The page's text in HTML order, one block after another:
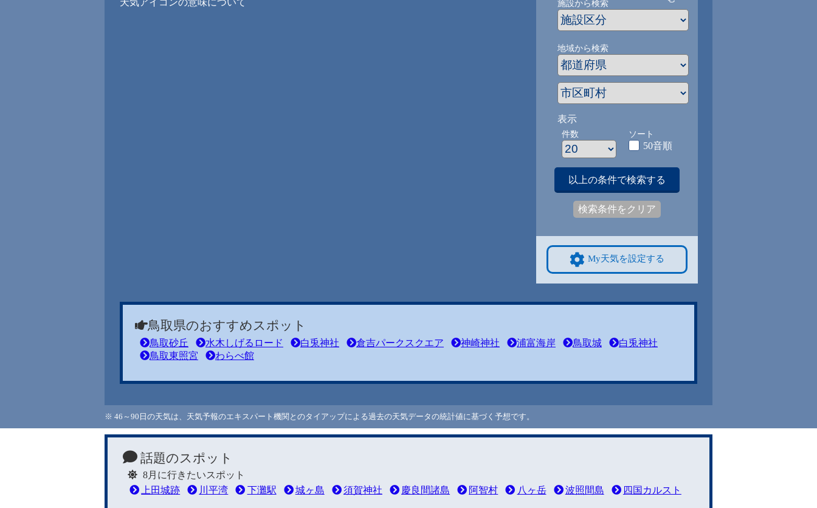
施設から検索
地域から検索
表示
件数 ソート
50音順
以上の条件で検索する
検索条件をクリア
My天気を設定する
鳥取県のおすすめスポット
鳥取砂丘 水木しげるロード 白兎神社 倉吉パークスクエア 神崎神社 浦富海岸 鳥取城
白兎神社
鳥取東照宮
わらべ館
※ 46～90日の天気は、天気予報のエキスパート機関とのタイアップによる過去の天気データの統計値に基づく予想です。
話題のスポット
8月に行きたいスポット
上田城跡
川平湾 下灘駅 城ヶ島 須賀神社 慶良間諸島 阿智村 八ヶ岳 波照間島 四国カルスト